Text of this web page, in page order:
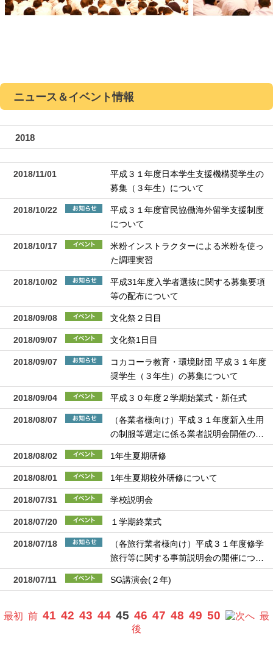
ニュース＆イベント情報
2018
2018/11/01
平成３１年度日本学生支援機構奨学生の
募集（３年生）について
2018/10/22
平成３１年度官民協働海外留学支援制度
について
2018/10/17
米粉インストラクターによる米粉を使っ
た調理実習
2018/10/02
平成31年度入学者選抜に関する募集要項
等の配布について
2018/09/08 文化祭２日目
2018/09/07 文化祭1日目
2018/09/07
コカコーラ教育・環境財団 平成３１年度
奨学生（３年生）の募集について
2018/09/04 平成３０年度２学期始業式・新任式
2018/08/07
（各業者様向け）平成３１年度新入生用
の制服等選定に係る業者説明会開催の…
2018/08/02 1年生夏期研修
2018/08/01 1年生夏期校外研修について
2018/07/31 学校説明会
2018/07/20 １学期終業式
2018/07/18
（各旅行業者様向け）平成３１年度修学
旅行等に関する事前説明会の開催につ…
2018/07/11 SG講演会(２年)
最初 前 41 42 43 44 45 46 47 48 49 50 へ 最
後